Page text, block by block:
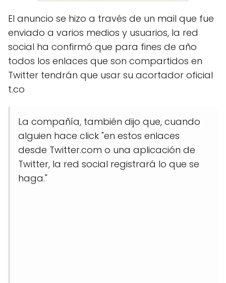
El anuncio se hizo a través de un mail que fue
enviado a varios medios y usuarios, la red
social ha confirmó que para fines de año
todos los enlaces que son compartidos en
Twitter tendrán que usar su acortador oficial
t.co
La compañía, también dijo que, cuando
alguien hace click "en estos enlaces
desde Twitter.com o una aplicación de
Twitter, la red social registrará lo que se
haga."